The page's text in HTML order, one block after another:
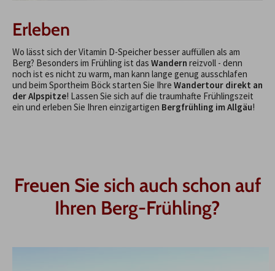
Erleben
Wo lässt sich der Vitamin D-Speicher besser auffüllen als am
Berg? Besonders im Frühling ist das Wandern reizvoll - denn
noch ist es nicht zu warm, man kann lange genug ausschlafen
und beim Sportheim Böck starten Sie Ihre Wandertour direkt an
der Alpspitze! Lassen Sie sich auf die traumhafte Frühlingszeit
ein und erleben Sie Ihren einzigartigen Bergfrühling im Allgäu!
Freuen Sie sich auch schon auf
Ihren Berg-Frühling?